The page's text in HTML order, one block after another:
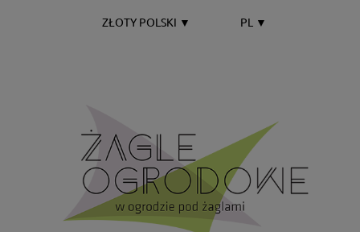
ZŁOTY POLSKI ▼ PL ▼